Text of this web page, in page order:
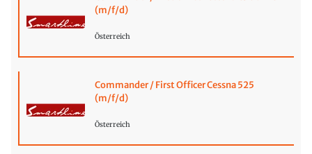
(m/f/d)
Österreich
Commander / First Officer Cessna 525
(m/f/d)
Österreich